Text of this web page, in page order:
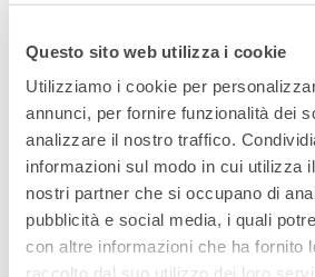
Questo sito web utilizza i cookie
Utilizziamo i cookie per
annunci, per fornire funzionalità dei
analizzare il nostro traffico.
informazioni sul modo in cui utilizza
nostri partner che si occupano di
pubblicità e social media, i quali
con altre informazioni che ha fornito
raccolto dal suo utilizzo dei loro
Vendere sui
Resilienza
Tre